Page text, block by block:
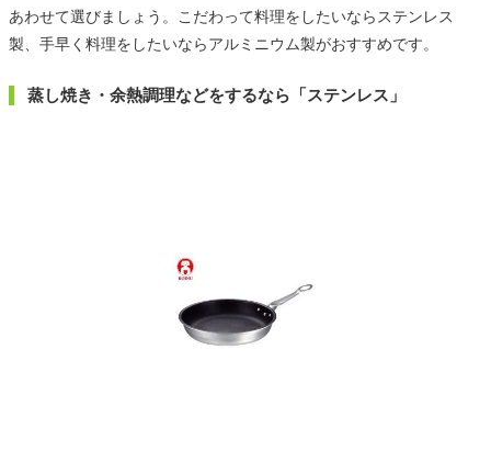
あわせて選びましょう。こだわって料理をしたいならステンレス
製、手早く料理をしたいならアルミニウム製がおすすめです。
蒸し焼き・余熱調理などをするなら「ステンレス」